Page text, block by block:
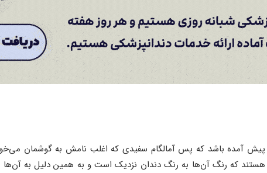
پیش آمده باشد که پس آمالگام سفیدی که اغلب نامش به گوشمان
که رنگ آن‌ها به رنگ دندان نزدیک است و به همین دلیل به آن‌ها